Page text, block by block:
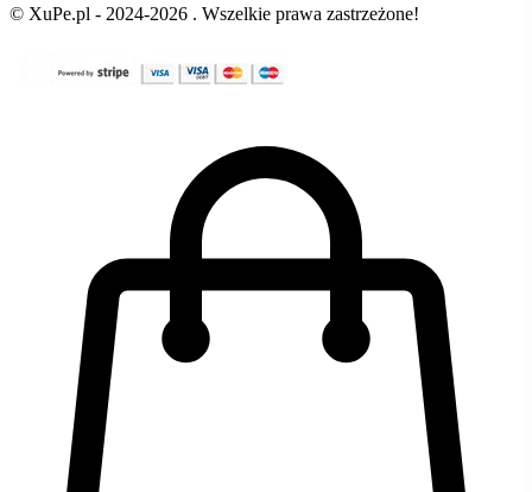
© XuPe.pl - 2024-2026 . Wszelkie prawa zastrzeżone!